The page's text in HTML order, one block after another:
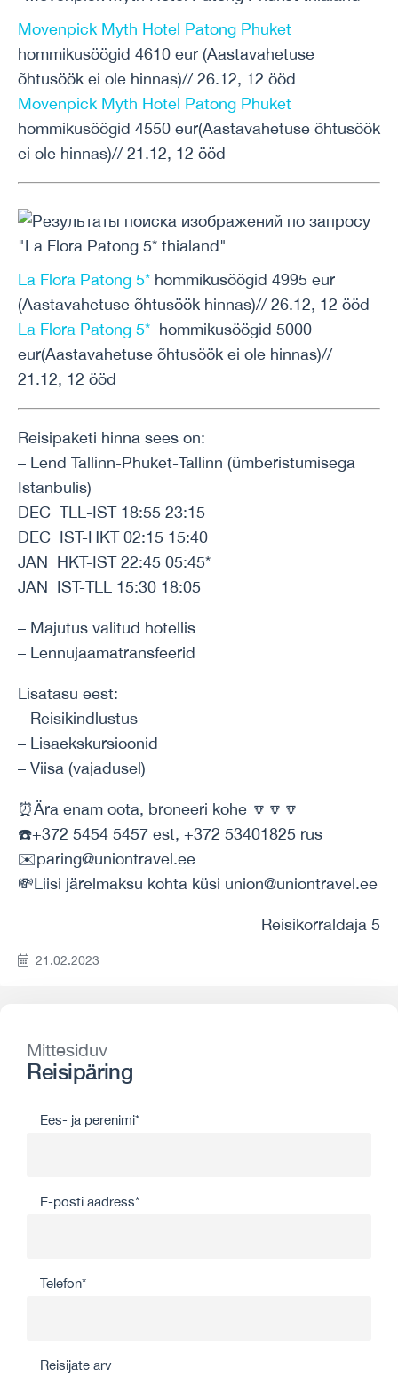
Movenpick Myth Hotel Patong Phuket
hommikusöögid 4610 eur (Aastavahetuse
õhtusöök ei ole hinnas)// 26.12, 12 ööd
Movenpick Myth Hotel Patong Phuket
hommikusöögid 4550 eur(Aastavahetuse õhtusöök
ei ole hinnas)// 21.12, 12 ööd
La Flora Patong 5* hommikusöögid 4995 eur
(Aastavahetuse õhtusöök hinnas)// 26.12, 12 ööd
La Flora Patong 5* hommikusöögid 5000
eur(Aastavahetuse õhtusöök ei ole hinnas)//
21.12, 12 ööd
Reisipaketi hinna sees on:
– Lend Tallinn-Phuket-Tallinn (ümberistumisega
Istanbulis)
DEC TLL-IST 18:55 23:15
DEC IST-HKT 02:15 15:40
JAN HKT-IST 22:45 05:45*
JAN IST-TLL 15:30 18:05
– Majutus valitud hotellis
– Lennujaamatransfeerid
Lisatasu eest:
– Reisikindlustus
– Lisaekskursioonid
– Viisa (vajadusel)
⏰Ära enam oota, broneeri kohe 🔽🔽🔽
☎️+372 5454 5457 est, +372 53401825 rus
✉️paring@uniontravel.ee
💸Liisi järelmaksu kohta küsi union@uniontravel.ee
Reisikorraldaja 5
21.02.2023
Mittesiduv
Reisipäring
Ees- ja perenimi*
E-posti aadress*
Telefon*
Reisijate arv